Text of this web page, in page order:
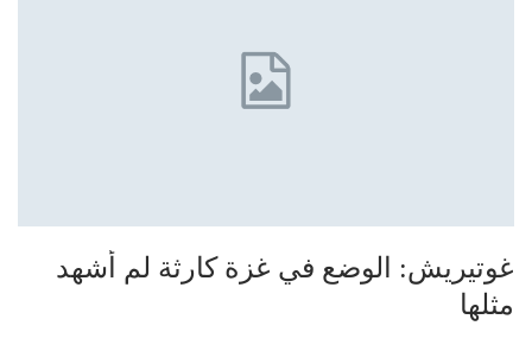
غوتيريش: الوضع في غزة كارثة لم أشهد
مثلها